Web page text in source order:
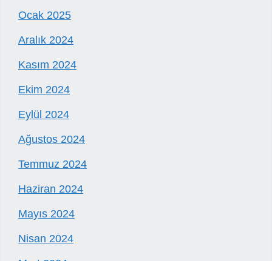
Ocak 2025
Aralık 2024
Kasım 2024
Ekim 2024
Eylül 2024
Ağustos 2024
Temmuz 2024
Haziran 2024
Mayıs 2024
Nisan 2024